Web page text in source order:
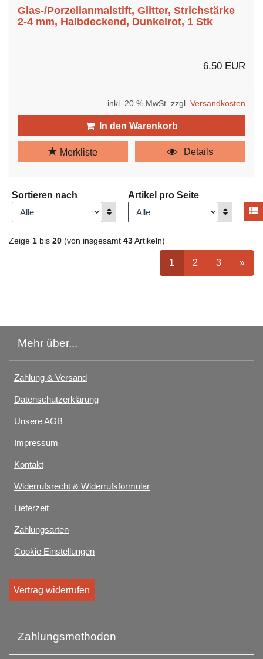
Glas-/Porzellanmalstift, Glitter, Strichstärke
2-4 mm, Halbdeckend, Dunkelrot, 1 Stk
6,50 EUR
inkl. 20 % MwSt. zzgl. Versandkosten
In den Warenkorb
Merkliste Details
Sortieren nach
Anzeigen
Artikel pro Seite
Anzeigen
Zeige 1 bis 20 (von insgesamt 43 Artikeln)
ausgewählt Seite
1 Seite
2 auswählen
Seite
3 »
Mehr über...
Zahlung & Versand
Datenschutzerklärung
Unsere AGB
Impressum
Kontakt
Widerrufsrecht & Widerrufsformular
Lieferzeit
Zahlungsarten
Cookie Einstellungen
Vertrag widerrufen
Zahlungsmethoden